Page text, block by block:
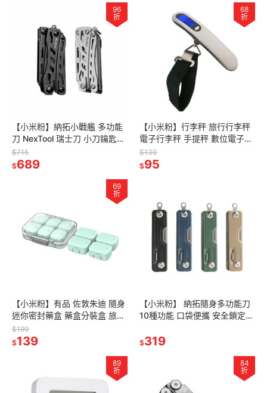
96
折
【小米粉】納拓小戰艦 多功能
刀 NexTool 瑞士刀 小刀鑰匙圈
多功能鑰匙圈
$715
$689
68
折
【小米粉】行李秤 旅行行李秤
電子行李秤 手提秤 數位電子秤
不銹鋼行李秤 包裹秤 旅行電子
秤 快遞秤 磅秤 50kg
$139
$95
69
折
【小米粉】有品 佐敦朱迪 隨身
迷你密封藥盒 藥盒分裝盒 旅行
藥盒 分裝藥盒 防潮藥盒 獨立分
格藥盒 迷你藥盒 分裝盒
$199
$139
【小米粉】 納拓隨身多功能刀
10種功能 口袋便攜 安全鎖定
刀 剪刀 小刀 多用途刀
$319
89
折
84
折